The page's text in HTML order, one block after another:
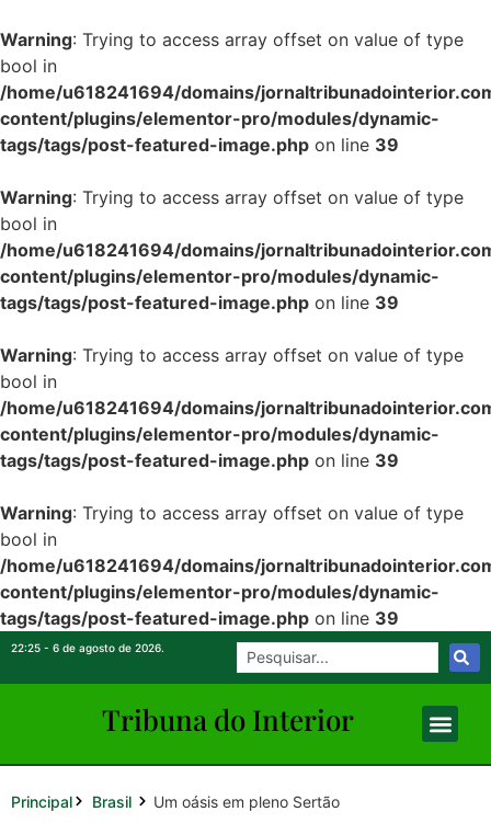
Warning: Trying to access array offset on value of type
bool in
/home/u618241694/domains/
content/plugins/elementor-pro/modules/dynamic-
tags/tags/post-featured-image.php on line 39
Warning: Trying to access array offset on value of type
bool in
/home/u618241694/domains/
content/plugins/elementor-pro/modules/dynamic-
tags/tags/post-featured-image.php on line 39
Warning: Trying to access array offset on value of type
bool in
/home/u618241694/domains/
content/plugins/elementor-pro/modules/dynamic-
tags/tags/post-featured-image.php on line 39
Warning: Trying to access array offset on value of type
bool in
/home/u618241694/domains/
content/plugins/elementor-pro/modules/dynamic-
tags/tags/post-featured-image.php on line 39
22:25 - 6 de agosto de 2026.
Tribuna do Interior
Principal Brasil Um oásis em pleno Sertão